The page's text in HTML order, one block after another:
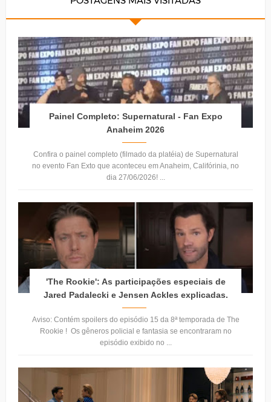
Painel Completo: Supernatural - Fan Expo
Anaheim 2026
Confira o painel completo (filmado da platéia) de Supernatural
no evento Fan Exto que aconteceu em Anaheim, Califórinia, no
dia 27/06/2026! ...
'The Rookie': As participações especiais de
Jared Padalecki e Jensen Ackles explicadas.
Aviso: Contém spoilers do episódio 15 da 8ª temporada de The
Rookie ! Os gêneros policial e fantasia se encontraram no
episódio exibido no ...